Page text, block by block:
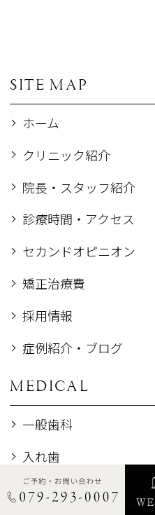
SITE MAP
ホーム
クリニック紹介
院長・スタッフ紹介
診療時間・アクセス
セカンドオピニオン
矯正治療費
採用情報
症例紹介・ブログ
MEDICAL
一般歯科
入れ歯
歯周病治療